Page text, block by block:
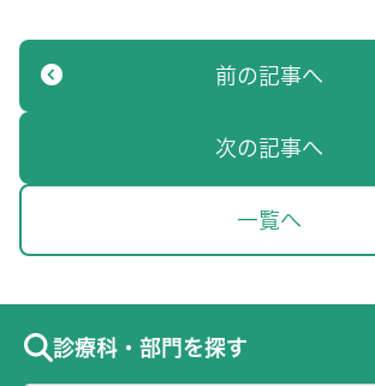
前の記事へ
一覧へ
次の記事へ
診療科・部門を探す